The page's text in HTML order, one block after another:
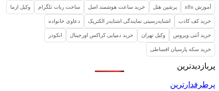
آموزش n8n پرشین هتل خرید ساعت هوشمند اصل ساخت ربات تلگرام وکیل ازما
خرید کف کاذب اشنایدرسیتی نمایندگی اشنایدر الکتریک دعاوی خانواده
خرید آنتی ویروس وکیل تهران خرید دمپایی کراکس اورجینال انکودر
خرید سکه پارسیان اقساطی
پربازدیدترین
پرطرفدارترین